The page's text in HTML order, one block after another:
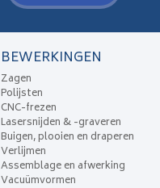
BEWERKINGEN
Zagen
Polijsten
CNC-frezen
Lasersnijden & -graveren
Buigen, plooien en draperen
Verlijmen
Assemblage en afwerking
Vacuümvormen